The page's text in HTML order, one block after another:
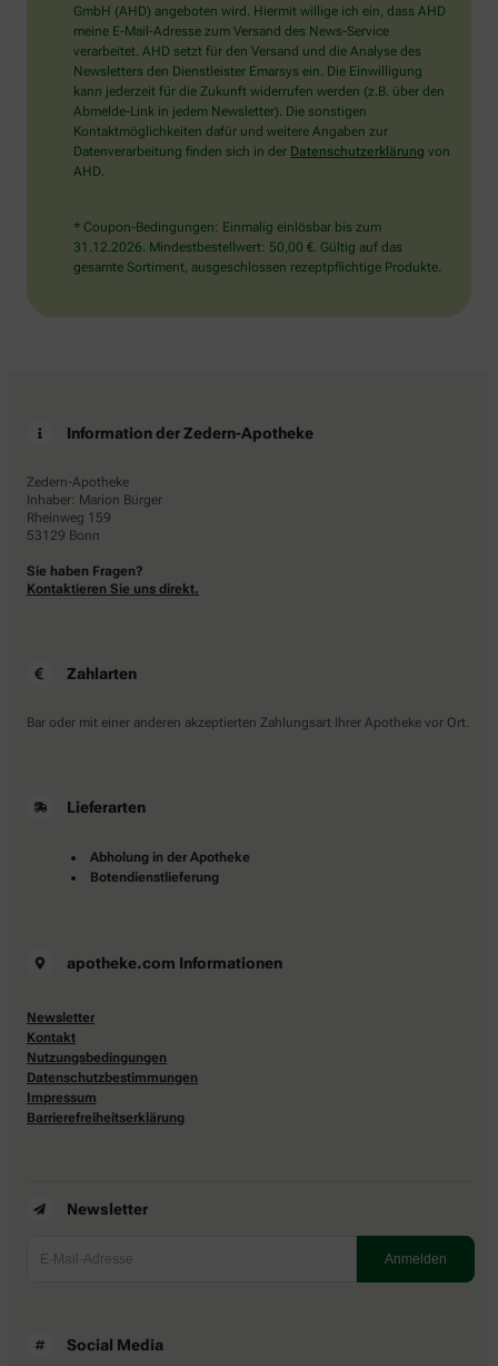
wählen
Sie
bitte
den
LKW.
GmbH (AHD) angeboten wird. Hiermit willige ich ein, dass AHD
meine E-Mail-Adresse zum Versand des News-Service
verarbeitet. AHD setzt für den Versand und die Analyse des
Newsletters den Dienstleister Emarsys ein. Die Einwilligung
kann jederzeit für die Zukunft widerrufen werden (z.B. über den
Abmelde-Link in jedem Newsletter). Die sonstigen
Kontaktmöglichkeiten dafür und weitere Angaben zur
Datenverarbeitung finden sich in der Datenschutzerklärung von
AHD.
* Coupon-Bedingungen: Einmalig einlösbar bis zum
31.12.2026. Mindestbestellwert: 50,00 €. Gültig auf das
gesamte Sortiment, ausgeschlossen rezeptpflichtige Produkte.
Information der Zedern-Apotheke
Zedern-Apotheke
Inhaber: Marion Bürger
Rheinweg 159
53129 Bonn
Sie haben Fragen?
Kontaktieren Sie uns direkt.
Zahlarten
Bar oder mit einer anderen akzeptierten Zahlungsart Ihrer Apotheke vor Ort.
Lieferarten
Abholung in der Apotheke
Botendienstlieferung
apotheke.com Informationen
Newsletter
Kontakt
Nutzungsbedingungen
Datenschutzbestimmungen
Impressum
Barrierefreiheitserklärung
Newsletter
Social Media